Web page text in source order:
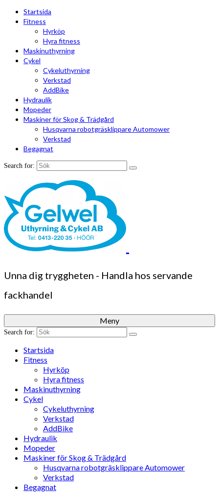
Startsida
Fitness
Hyrköp
Hyra fitness
Maskinuthyrning
Cykel
Cykeluthyrning
Verkstad
AddBike
Hydraulik
Mopeder
Maskiner för Skog & Trädgård
Husqvarna robotgräsklippare Automower
Verkstad
Begagnat
Search for:
Unna dig tryggheten - Handla hos servande
fackhandel
Meny
Search for:
Startsida
Fitness
Hyrköp
Hyra fitness
Maskinuthyrning
Cykel
Cykeluthyrning
Verkstad
AddBike
Hydraulik
Mopeder
Maskiner för Skog & Trädgård
Husqvarna robotgräsklippare Automower
Verkstad
Begagnat